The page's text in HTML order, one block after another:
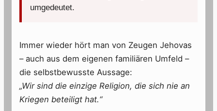
umgedeutet.
Immer wieder hört man von Zeugen Jehovas
– auch aus dem eigenen familiären Umfeld –
die selbstbewusste Aussage:
„Wir sind die einzige Religion, die sich nie an
Kriegen beteiligt hat.“